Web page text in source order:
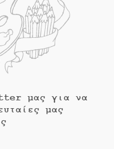
μας για να
μας